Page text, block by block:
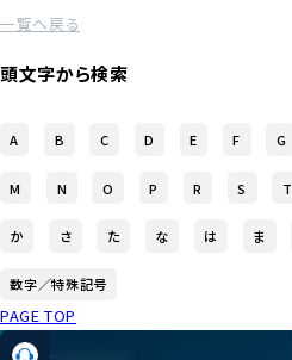
一覧へ戻る
頭文字から検索
A B C D E F G
M N O P R S T
か さ た な は ま
数字／特殊記号
PAGE TOP